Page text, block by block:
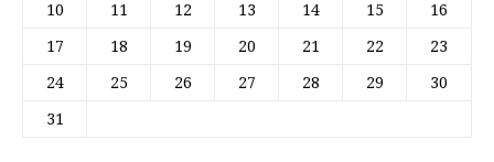
10 11 12 13 14 15 16
17 18 19 20 21 22 23
24 25 26 27 28 29 30
31